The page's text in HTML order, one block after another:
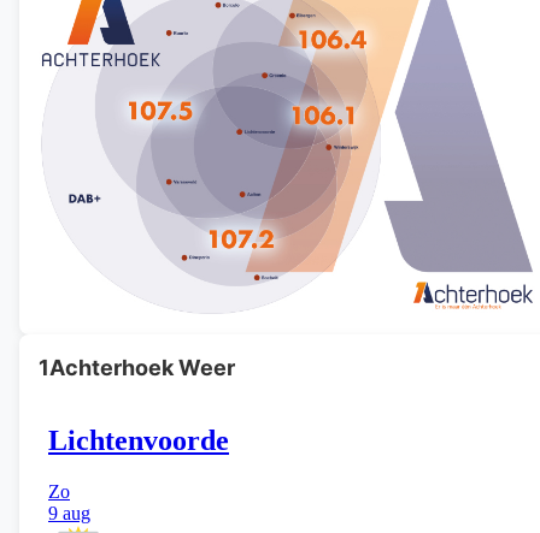
1Achterhoek Weer